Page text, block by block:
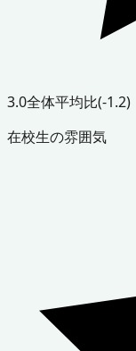
3.0全体平均比(-1.2)
在校生の雰囲気